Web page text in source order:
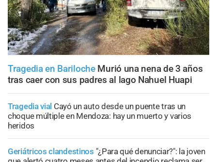
Tragedia en Bariloche Murió una nena de 3 años
tras caer con sus padres al lago Nahuel Huapi
Tragedia vial Cayó un auto desde un puente tras un
choque múltiple en Mendoza: hay un muerto y varios
heridos
Geriátricos clandestinos "¿Para qué denunciar?": la joven